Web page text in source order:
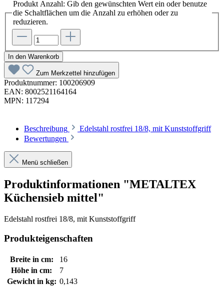
Produkt Anzahl: Gib den gewünschten Wert ein oder benutze
die Schaltflächen um die Anzahl zu erhöhen oder zu
reduzieren.
In den Warenkorb
Zum Merkzettel hinzufügen
Produktnummer: 100206909
EAN: 8002521164164
MPN: 117294
Beschreibung
Edelstahl rostfrei 18/8, mit Kunststoffgriff
Bewertungen
Menü schließen
Produktinformationen "METALTEX
Küchensieb mittel"
Edelstahl rostfrei 18/8, mit Kunststoffgriff
Produkteigenschaften
Breite in cm:
16
Höhe in cm:
7
Gewicht in kg: 0,143